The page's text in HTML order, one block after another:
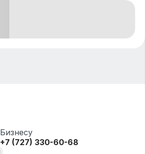
Бизнесу
+7 (727) 330-60-68